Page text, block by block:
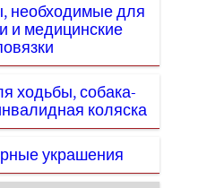
необходимые для
и медицинские
ходьбы, собака-
коляска
украшения